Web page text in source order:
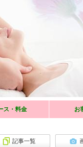
・不定愁訴などのちょっ
記事一覧
ス・料金 お